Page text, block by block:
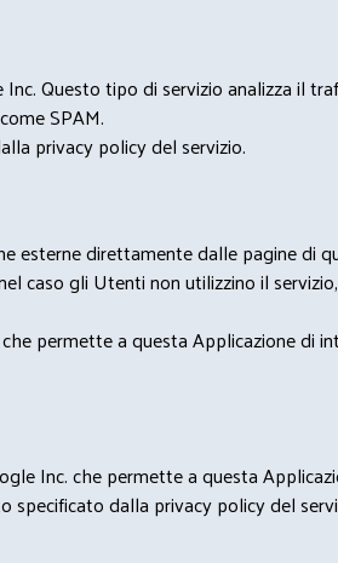
Questo tipo di servizio analizza il
SPAM.
privacy policy del servizio.
direttamente dalle pagine di
caso gli Utenti non utilizzino il
permette a questa Applicazione di
Inc. che permette a questa
dalla privacy policy del